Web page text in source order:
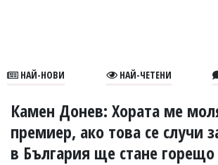
В
УКРАЙНА
СПОРТ
НАЙ-НОВИ НАЙ-ЧЕТЕНИ
Камен Донев: Хората ме
премиер, ако това се случи
в България ще стане горещо